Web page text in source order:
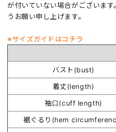
が付いていない場合がございま
うお願い申し上げます。
※サイズガイドはコチラ
バスト(bust)
着丈(length)
袖口(cuff length)
裾ぐるり(hem